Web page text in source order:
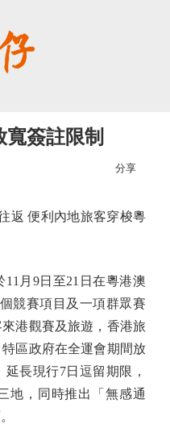
簽註限制
分享
便利內地旅客穿梭粵
月9日至21日在粵港澳
競賽項目及一項群眾賽
港觀賽及旅遊，香港旅
區政府在全運會期間放
長現行7日逗留期限，
地，同時推出「無感通